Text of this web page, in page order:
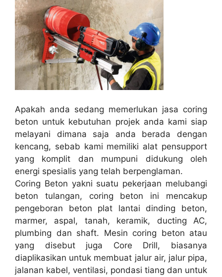
Apakah anda sedang memerlukan jasa coring
beton untuk kebutuhan projek anda kami siap
melayani dimana saja anda berada dengan
kencang, sebab kami memiliki alat pensupport
yang komplit dan mumpuni didukung oleh
energi spesialis yang telah berpenglaman.
Coring Beton yakni suatu pekerjaan melubangi
beton tulangan, coring beton ini mencakup
pengeboran beton plat lantai dinding beton,
marmer, aspal, tanah, keramik, ducting AC,
plumbing dan shaft. Mesin coring beton atau
yang disebut juga Core Drill, biasanya
diaplikasikan untuk membuat jalur air, jalur pipa,
jalanan kabel, ventilasi, pondasi tiang dan untuk